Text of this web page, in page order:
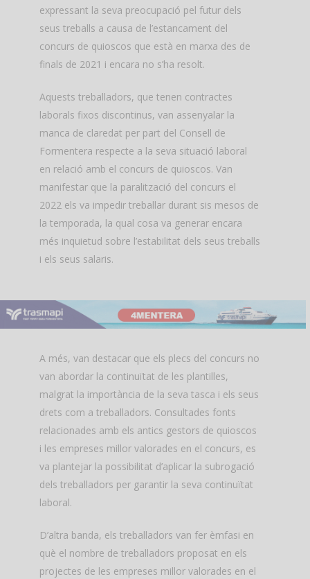
expressant la seva preocupació pel futur dels
seus treballs a causa de l’estancament del
concurs de quioscos que està en marxa des de
finals de 2021 i encara no s’ha resolt.
Aquests treballadors, que tenen contractes
laborals fixos discontinus, van assenyalar la
manca de claredat per part del Consell de
Formentera respecte a la seva situació laboral
en relació amb el concurs de quioscos. Van
manifestar que la paralització del concurs el
2022 els va impedir treballar durant sis mesos de
la temporada, la qual cosa va generar encara
més inquietud sobre l’estabilitat dels seus treballs
i els seus salaris.
A més, van destacar que els plecs del concurs no
van abordar la continuïtat de les plantilles,
malgrat la importància de la seva tasca i els seus
drets com a treballadors. Consultades fonts
relacionades amb els antics gestors de quioscos
i les empreses millor valorades en el concurs, es
va plantejar la possibilitat d’aplicar la subrogació
dels treballadors per garantir la seva continuïtat
laboral.
D’altra banda, els treballadors van fer èmfasi en
què el nombre de treballadors proposat en els
projectes de les empreses millor valorades en el